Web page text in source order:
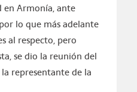
en Armonía, ante
lo que más adelante
al respecto, pero
se dio la reunión del
representante de la